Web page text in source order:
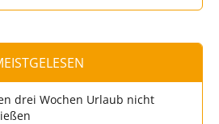
drei Wochen Urlaub nicht